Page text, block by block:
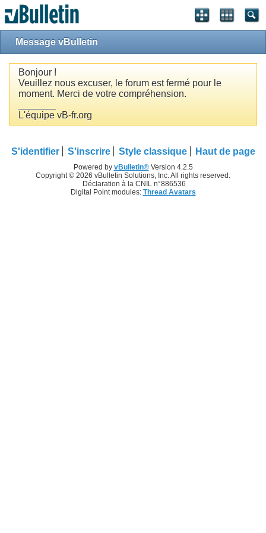
Message vBulletin
Bonjour !
Veuillez nous excuser, le forum est fermé pour le
moment. Merci de votre compréhension.
L'équipe vB-fr.org
S'identifier S'inscrire Style classique Haut de page
Powered by vBulletin®Version 4.2.5
Copyright © 2026 vBulletin Solutions, Inc. All rights reserved.
Déclaration à la CNIL n°886536
Digital Point modules: Thread Avatars